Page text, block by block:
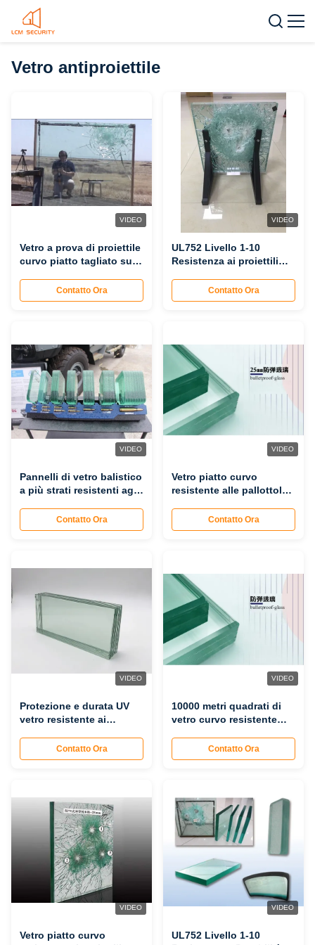
Vetro antiproiettile
VIDEO
Vetro a prova di proiettile
curvo piatto tagliato su
quadratiContatto Ora
VIDEO
UL752 Livello 1-10
Resistenza ai proiettili
pallottole per alte
temperature
Contatto Ora
VIDEO
Pannelli di vetro balistico
a più strati resistenti agli
per una protezione
ottimale
Contatto Ora
VIDEO
Vetro piatto curvo
resistente alle pallottole
temperature e blocca i
raggi UV
Contatto Ora
VIDEO
Protezione e durata UV
vetro resistente ai
certificato per una durata
lunga
Contatto Ora
VIDEO
10000 metri quadrati di
vetro curvo resistente
protezione UV
Contatto Ora
VIDEO
Vetro piatto curvo
VIDEO
UL752 Livello 1-10